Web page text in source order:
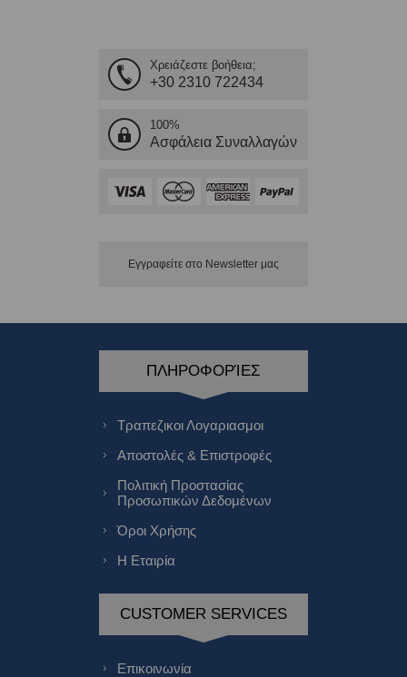
Χρειάζεστε βοήθεια;
+30 2310 722434
100%
Ασφάλεια Συναλλαγών
Εγγραφείτε στο Νewsletter μας
ΠΛΗΡΟΦΟΡΊΕΣ
Τραπεζικοι Λογαριασμοι
Αποστολές & Επιστροφές
Πολιτική Προστασίας
Προσωπικών Δεδομένων
Όροι Χρήσης
Η Εταιρία
CUSTOMER SERVICES
Επικοινωνία